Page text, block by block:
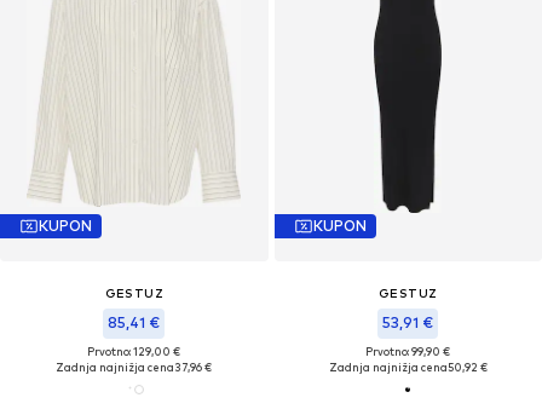
KUPON
GESTUZ
85,41 €
Prvotno: 129,00 €
Zadnja najnižja cena37,96 €
KUPON
GESTUZ
53,91 €
Prvotno: 99,90 €
Zadnja najnižja cena50,92 €